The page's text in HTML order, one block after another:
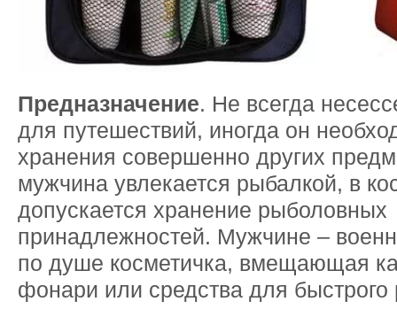
Предназначение. Не всегда
для путешествий, иногда он
хранения совершенно других
мужчина увлекается рыбалкой, в
допускается хранение рыболовных
принадлежностей. Мужчине –
по душе косметичка, вмещающая
фонари или средства для быстрого